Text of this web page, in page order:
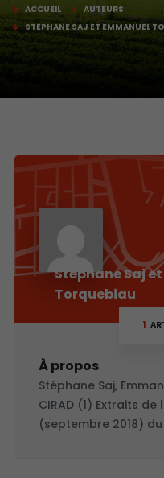
ACCUEIL
AUTEURS
STÉPHANE SAJ ET EMMANUEL
Stéphane Saj
Torquebiau
1
À propos
Stéphane Saj,
CIRAD (1) Extraits
(septembre 2018) du